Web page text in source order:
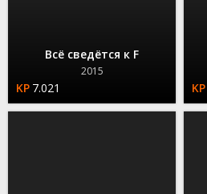
Всё сведётся к F
2015
7.021